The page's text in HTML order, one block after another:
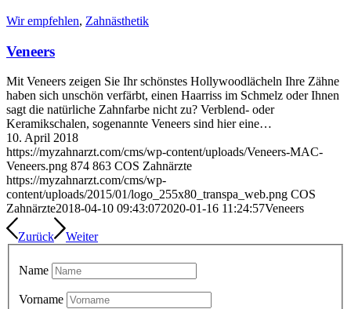
Wir empfehlen, Zahnästhetik
Veneers
Mit Veneers zeigen Sie Ihr schönstes Hollywoodlächeln Ihre Zähne
haben sich unschön verfärbt, einen Haarriss im Schmelz oder Ihnen
sagt die natürliche Zahnfarbe nicht zu? Verblend- oder
Keramikschalen, sogenannte Veneers sind hier eine…
10. April 2018
https://myzahnarzt.com/cms/wp-content/uploads/Veneers-MAC-
Veneers.png 874 863 COS Zahnärzte
https://myzahnarzt.com/cms/wp-
content/uploads/2015/01/logo_255x80_transpa_web.png COS
Zahnärzte2018-04-10 09:43:072020-01-16 11:24:57Veneers
Zurück Weiter
Name
Vorname